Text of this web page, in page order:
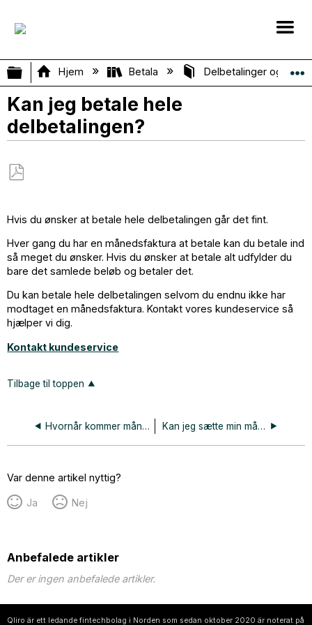
Vis/skjul global hierarki
Hjem Betala Delbetalinger og
Kan jeg betale hele
delbetalingen?
PDF
Hvis du ønsker at betale hele delbetalingen går det fint.
Hver gang du har en månedsfaktura at betale kan du betale ind
så meget du ønsker. Hvis du ønsker at betale alt udfylder du
bare det samlede beløb og betaler det.
Du kan betale hele delbetalingen selvom du endnu ikke har
modtaget en månedsfaktura. Kontakt vores kundeservice så
hjælper vi dig.
Kontakt kundeservice
Tilbage til toppen
Hvornår kommer månedsfakturaen? Kan jeg sætte min månedsfaktura på pause?
Var denne artikel nyttig?
Ja Nej
Anbefalede artikler
Der er ingen anbefalede artikler.
Qliro är ett ledande fintechbolag i Norden som sedan oktober 2020 är noterat på